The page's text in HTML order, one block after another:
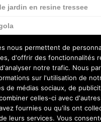
jardin en resine tressee
detecteur
nous permettent de
d'offrir des fonctionnalités
notre trafic. Nous
sur l'utilisation de
de médias sociaux, de
celles-ci avec
fournies ou qu'ils ont
leurs services. Vous